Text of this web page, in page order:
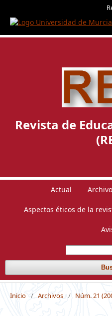
Revista de
Actual
Aspectos éticos de la
Inicio / Archivos / Núm. 21